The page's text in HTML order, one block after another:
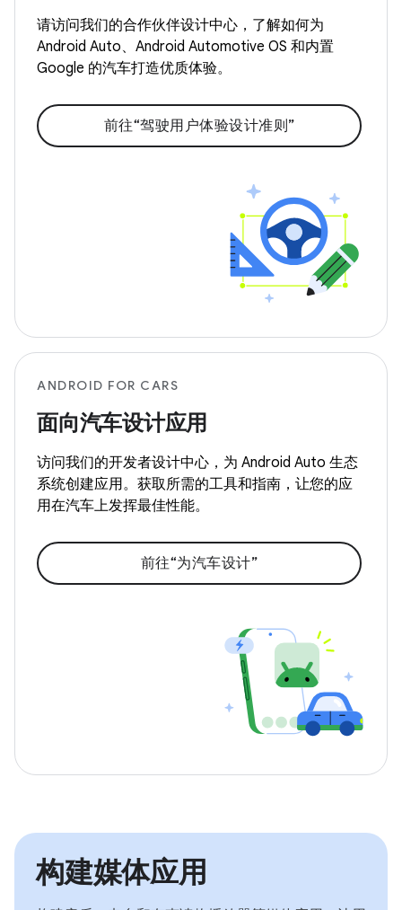
请访问我们的合作伙伴设计中心，了解如何为
Android Auto、Android Automotive OS 和内置
Google 的汽车打造优质体验。
前往“驾驶用户体验设计准则”
ANDROID FOR CARS
面向汽车设计应用
访问我们的开发者设计中心，为 Android Auto 生态
系统创建应用。获取所需的工具和指南，让您的应
用在汽车上发挥最佳性能。
前往“为汽车设计”
构建媒体应用